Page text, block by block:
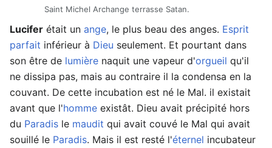
Saint Michel Archange terrasse Satan.
Lucifer était un ange, le plus beau des anges. Esprit
parfait inférieur à Dieu seulement. Et pourtant dans
son être de lumière naquit une vapeur d'orgueil qu'il
ne dissipa pas, mais au contraire il la condensa en la
couvant. De cette incubation est né le Mal. il existait
avant que l'homme existât. Dieu avait précipité hors
du Paradis le maudit qui avait couvé le Mal qui avait
souillé le Paradis. Mais il est resté l'éternel incubateur